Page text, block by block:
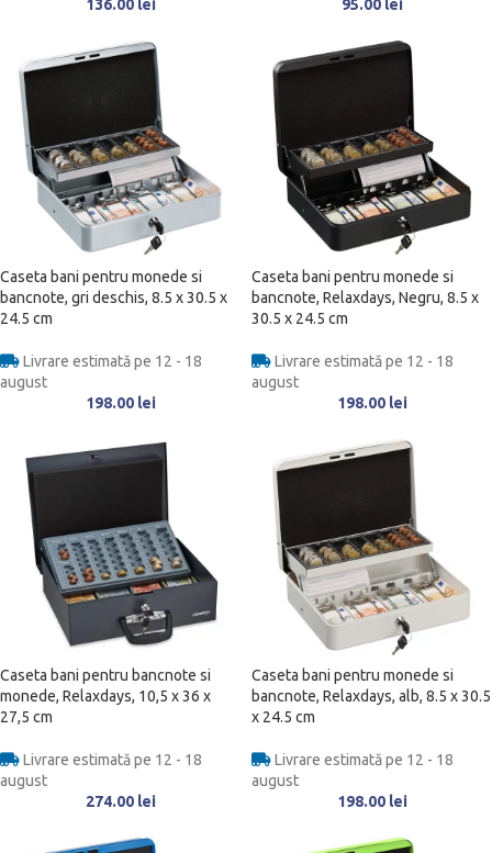
136.00 lei 95.00 lei
Caseta bani pentru monede si
bancnote, gri deschis, 8.5 x 30.5 x
24.5 cm
Livrare estimată pe 12 - 18
august
198.00 lei
Caseta bani pentru monede si
bancnote, Relaxdays, Negru, 8.5 x
30.5 x 24.5 cm
Livrare estimată pe 12 - 18
august
198.00 lei
Caseta bani pentru bancnote si
monede, Relaxdays, 10,5 x 36 x
27,5 cm
Livrare estimată pe 12 - 18
august
274.00 lei
Caseta bani pentru monede si
bancnote, Relaxdays, alb, 8.5 x 30.5
x 24.5 cm
Livrare estimată pe 12 - 18
august
198.00 lei